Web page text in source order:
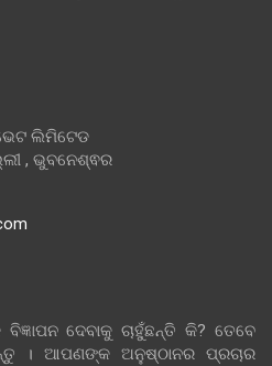
ଲିମିଟେଡ
, ଭୁବନେଶ୍ଵର
ଦେବାକୁ ଚାହୁଁଛନ୍ତି କି? ତେବେ
। ଆପଣଙ୍କ ଅନୁଷ୍ଠାନର ପ୍ରଚାର